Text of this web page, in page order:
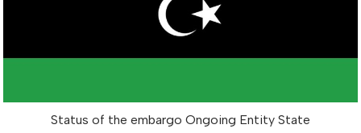
Status of the embargo Ongoing Entity State